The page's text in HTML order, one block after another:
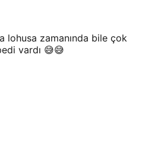
lohusa zamanında bile çok
vardı 😅😅